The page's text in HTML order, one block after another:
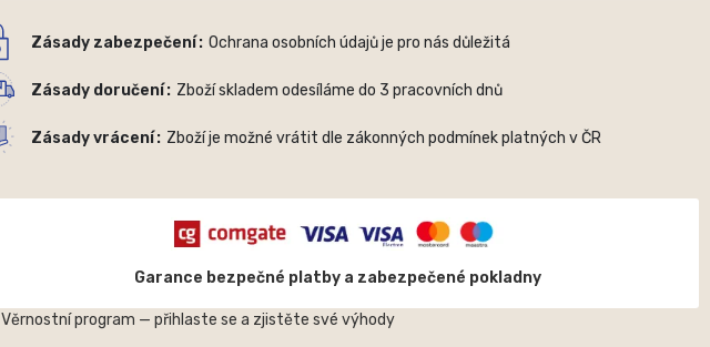
Zásady zabezpečení Ochrana osobních údajů je pro nás důležitá
Zásady doručení Zboží skladem odesíláme do 3 pracovních dnů
Zásady vrácení Zboží je možné vrátit dle zákonných podmínek platných v ČR
Garance bezpečné platby a zabezpečené pokladny
Věrnostní program — přihlaste se a zjistěte své výhody